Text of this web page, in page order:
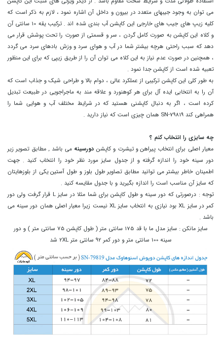
می توان به وجود جیبهای متعدد در بیرون و داخل آن اشاره نمود ، لازم به ذکر است که
کلیه زیپ های جیب های خارجی این کاپشن آب بندی شده اند . ترکیب یقه 10 سانتی آن
و کلاه این کاپشن به صورت کامل گردن ، سر و قسمتی از صورت را تحت پوشش قرار می
دهد که سبب راحتی هرچه بیشتر شما در آب و هوای سرد و وزش بادهای سرد می گردد
، همچنین در صورت عدم نیاز به این کلاه می توان آن را از طریق زیپی که برای این منظور
تعبیه شده است از کاپشن جدا نمود .
به طور کلی این کاپشن ترکیبی از عملکرد عالی ، دوام بالا و طراحی شیک و جذاب است که
آن را به انتخابی ایده آل برای هر کوهنورد و علاقه مند به ماجراجویی در طبیعت تبدیل
کرده است ، اگر به دنبال کاپشنی هستید که در شرایط مختلف آب و هوایی شما را
همراهی کند SN-79819 همان چیزی است که نیاز دارید .
چه سایزی را انتخاب کنم ؟
معیار اصلی برای انتخاب پیراهن و تیشرت و کاپشن دورسینه می باشد , مطابق تصویر زیر
دور سینه خود را اندازه گرفته و از جدول سایز مورد نظر خود را انتخاب کنید . جهت
اطمینان خاطر بیشتر می توانید مطابق تصاویر طول بلوز و طول آستین یکی از بلوزهایتان
که سایز آن مناسب است را اندازه بگیرید و با جدول مقایسه کنید .
توجه : درصورتی که دور سینه و طول کاپشن برای شما مثلا در سایز L قرار گرفت ولی دور
کمر در سایز XL بود نیازی به انتخاب سایز XL نیست زیرا معیار اصلی همان دور سینه می
باشد .
سایز مانکن : سایز مدل ما با قد 175 سانتی متر ( طول کاپشن 75 سانتی متر ) و دور
سینه 100 سانتی متر و دور کمر 92 سانتی متر 2XL شد